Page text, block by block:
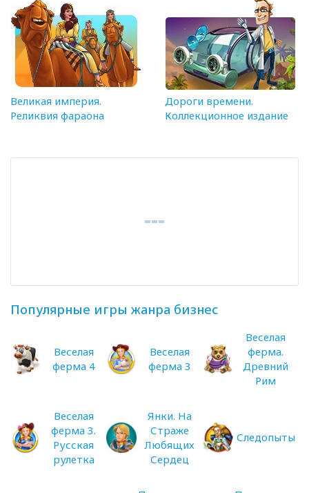
Великая империя.
Реликвия фараона
Дороги времени.
Коллекционное издание
Популярные игры жанра бизнес
Веселая
ферма 4
Веселая
ферма 3
Веселая
ферма.
Древний
Рим
Веселая
ферма 3.
Русская
рулетка
Янки. На
Страже
Любящих
Сердец
Следопыты